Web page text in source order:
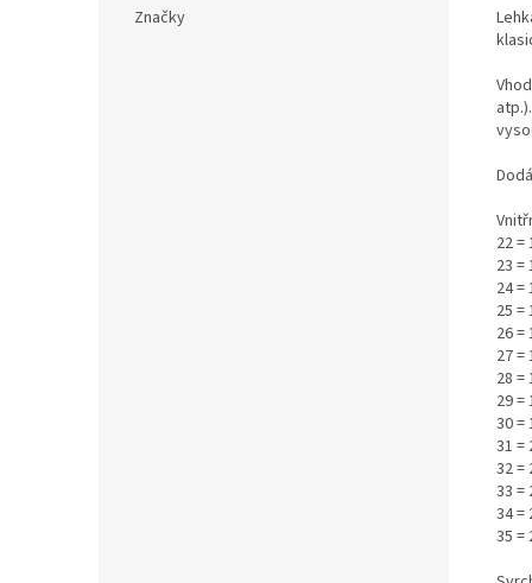
Značky
atp.).
22 =
23 =
24 =
25 =
26 =
27 =
28 =
29 =
30 =
31 =
32 =
33 =
34 =
35 =